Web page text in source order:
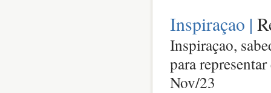
Inspiraçao |
Inspiraçao,
para
Nov/23